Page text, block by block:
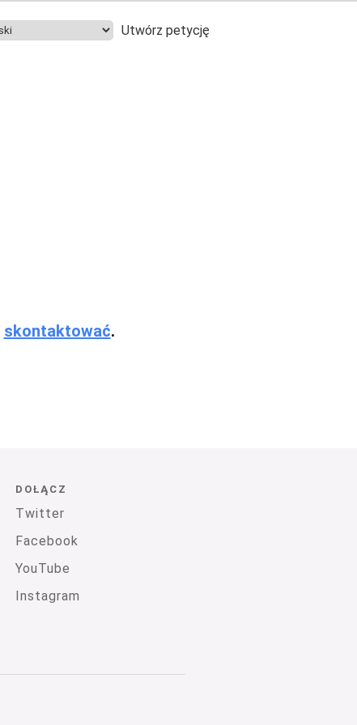
Utwórz petycję
skontaktować.
DOŁĄCZ
Twitter
Facebook
YouTube
Instagram